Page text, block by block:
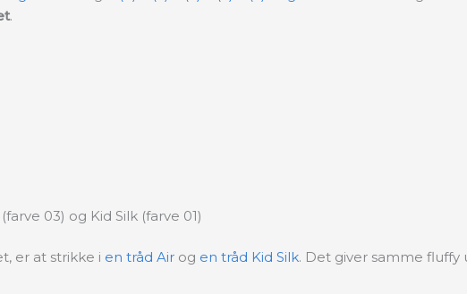
.
03) og Kid Silk (farve 01)
er at strikke i en tråd Air og en tråd Kid Silk. Det giver samme fluffy